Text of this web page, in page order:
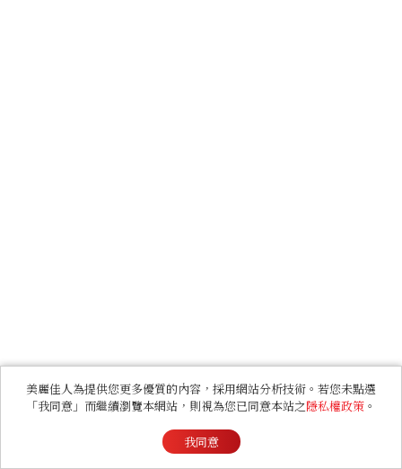
美麗佳人為提供您更多優質的內容，採用網站分析技術。若您未點選
「我同意」而繼續瀏覽本網站，則視為您已同意本站之隱私權政策 。
我同意